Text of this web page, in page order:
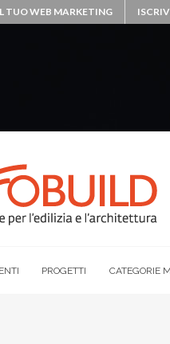
TUO WEB MARKETING
PROGETTI CATEGORIE